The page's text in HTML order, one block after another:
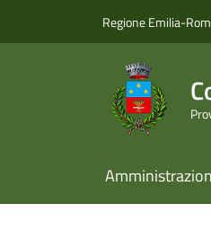
Regione Emilia-